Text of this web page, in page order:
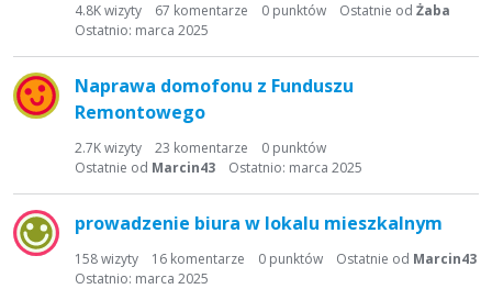
4.8Kwizyty 67 komentarze 0 punktów Ostatnie od Żaba
Ostatnio: marca 2025
Naprawa domofonu z Funduszu
Remontowego
2.7Kwizyty 23 komentarze 0 punktów
Ostatnie od Marcin43 Ostatnio: marca 2025
prowadzenie biura w lokalu mieszkalnym
158wizyty 16 komentarze 0 punktów Ostatnie od Marcin43
Ostatnio: marca 2025